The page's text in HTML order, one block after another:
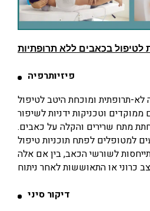
לטיפול בכאביםללא תרופתיות
פיזיותרפיה
לא-תרופתית ומוכחת היטב לטיפול
וטכניקות ידניות לשיפור
מתח שרירים והקלה על כאבים.
למטופלים לפתח תוכניות טיפול
לשורשי הכאב, בין אם אלה
דיקור סיני